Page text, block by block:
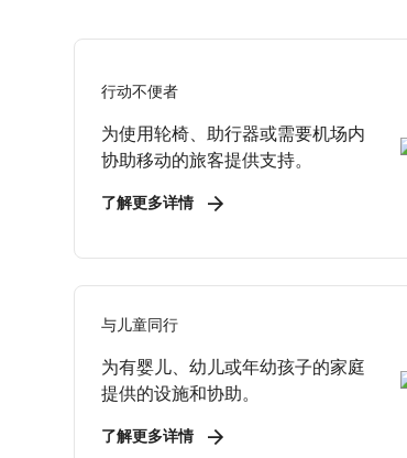
行动不便者
为使用轮椅、助行器或需要机场内
协助移动的旅客提供支持。
了解更多详情
与儿童同行
为有婴儿、幼儿或年幼孩子的家庭
提供的设施和协助。
了解更多详情